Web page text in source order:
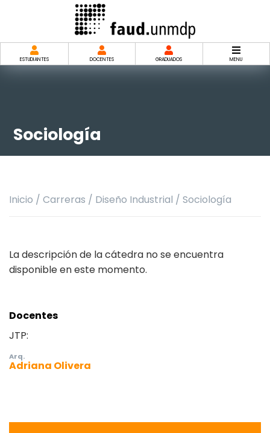
ESTUDIANTES DOCENTES GRADUADOS MENU
Sociología
Inicio / Carreras / Diseño Industrial / Sociología
La descripción de la cátedra no se encuentra
disponible en este momento.
Docentes
JTP:
Arq.
Adriana Olivera